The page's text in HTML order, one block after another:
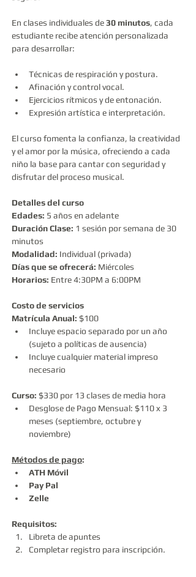
En clases individuales de 30 minutos, cada
estudiante recibe atención personalizada
para desarrollar:
Técnicas de respiración y postura.
Afinación y control vocal.
Ejercicios rítmicos y de entonación.
Expresión artística e interpretación.
El curso fomenta la confianza, la creatividad
y el amor por la música, ofreciendo a cada
niño la base para cantar con seguridad y
disfrutar del proceso musical.
Detalles del curso
Edades: 5 años en adelante
Duración Clase: 1 sesión por semana de 30
minutos
Modalidad: Individual (privada)
Días que se ofrecerá: Miércoles
Horarios: Entre 4:30PM a 6:00PM
Costo de servicios
Matrícula Anual: $100
Incluye espacio separado por un año
(sujeto a políticas de ausencia)
Incluye cualquier material impreso
necesario
Curso: $330 por 13 clases de media hora
Desglose de Pago Mensual: $110 x 3
meses (septiembre, octubre y
noviembre)
Métodos de pago:
ATH Móvil
Pay Pal
Zelle
Requisitos:
Libreta de apuntes
Completar registro para inscripción.